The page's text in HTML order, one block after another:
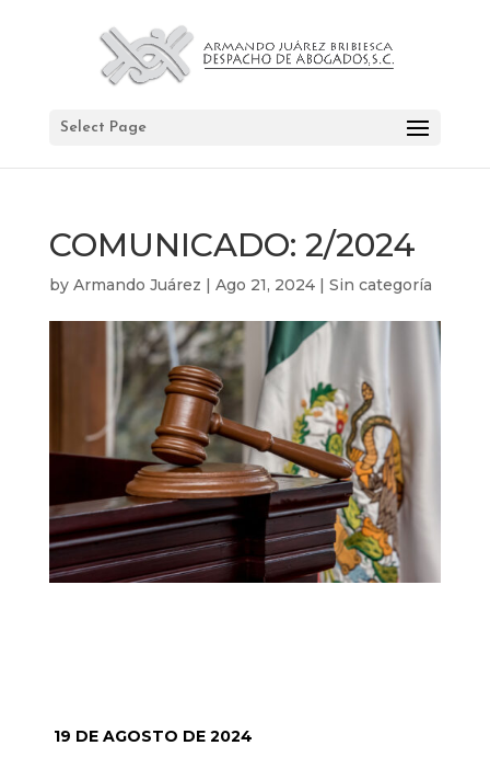
Select Page
COMUNICADO: 2/2024
by Armando Juárez | Ago 21, 2024| Sin categoría
19 DE AGOSTO DE 2024